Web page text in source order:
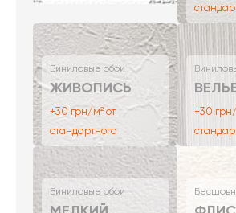
Виниловые обои
ЖИВОПИСЬ
+30 грн/м² от
стандартного
+30
Виниловые обои